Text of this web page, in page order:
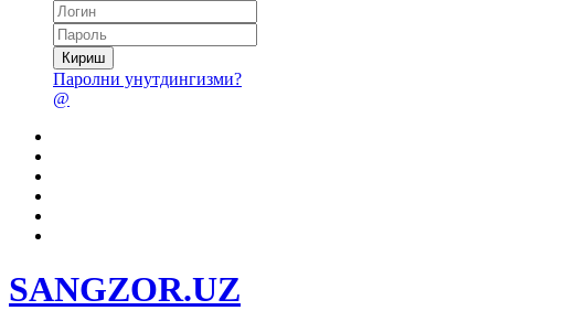
Паролни унутдингизми?
@
SANGZOR.UZ